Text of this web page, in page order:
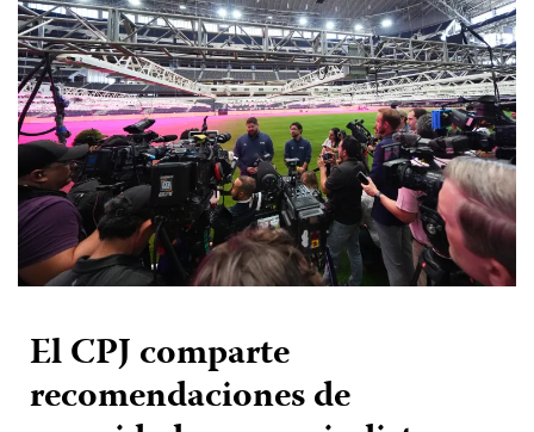
El CPJ comparte
recomendaciones de